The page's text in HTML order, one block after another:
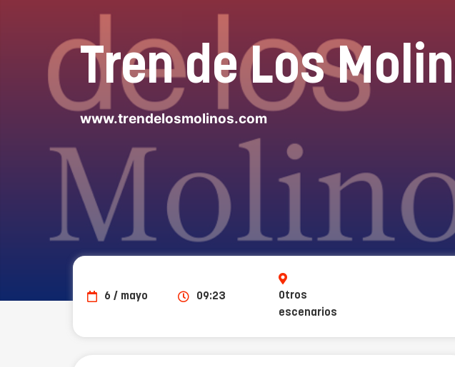
Tren de Los
www.trendelosmolinos.com
6 / mayo 09:23
Otros
escenarios